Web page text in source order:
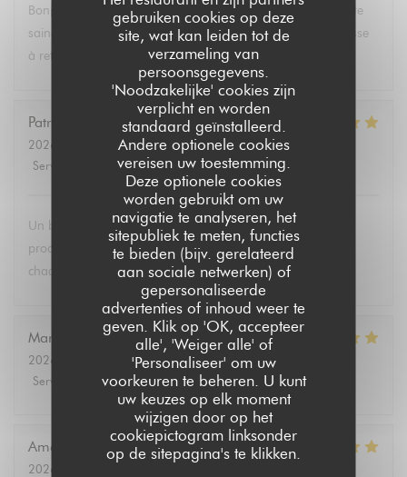
gebruiken cookies op deze
site, wat kan leiden tot de
verzameling van
persoonsgegevens.
'Noodzakelijke' cookies zijn
verplicht en worden
standaard geïnstalleerd.
Andere optionele cookies
vereisen uw toestemming.
Deze optionele cookies
worden gebruikt om uw
navigatie te analyseren, het
sitepubliek te meten, functies
te bieden (bijv. gerelateerd
aan sociale netwerken) of
gepersonaliseerde
advertenties of inhoud weer te
geven. Klik op 'OK, accepteer
alle', 'Weiger alle' of
'Personaliseer' om uw
voorkeuren te beheren. U kunt
uw keuzes op elk moment
wijzigen door op het
cookiepictogram linksonder
op de sitepagina's te klikken.
Bonjour , super service et mets délicieux. Un belle découverte
saine et équilibrée pas évident à trouver partout. Une adresse
à retenir .Merci.
Patricia
2026-08-02
- 13:30 - Gasten 6
Service
Atmosfeer: 4/5 Keuken: 5/5 Kwaliteit / Prijs
Un brunch dominical excellent avec un buffet de qualité de
produits végétariens et bio. Tous les convives se régalent à
chaque fois.
Marie Christine D
2026-08-02
- 13:30 - Gasten 2
Service
Atmosfeer: 4/5 Keuken: 5/5 Kwaliteit / Prijs
Amélie
2026-08-01